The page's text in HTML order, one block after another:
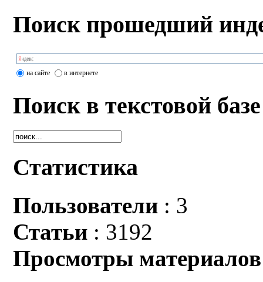
Поиск прошедший
на сайте в интернете
Поиск в текстовой базе
Статистика
Пользователи : 3
Статьи : 3192
Просмотры материалов